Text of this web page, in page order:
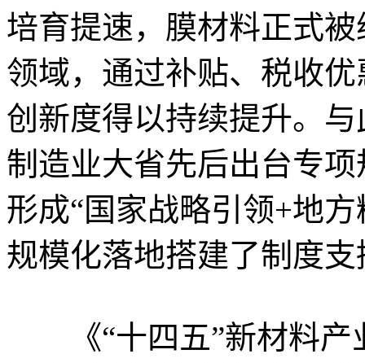
培育提速，膜材料正式
领域，通过补贴、税收
创新度得以持续提升。
制造业大省先后出台专
形成“国家战略引领+地
规模化落地搭建了制度
《“十四五”新材料产